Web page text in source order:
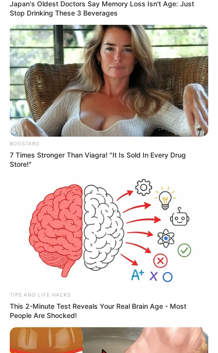
Endemias deve subir 7,44% em
2026.
— Foto/Reprodução/Agência Brasil
Piso Nacional dos ACS/ACE subirá 7,44% em 2026com
reajuste automático.
PublicadonoJASB em 10.setembro.2025. Atualizadoem
17.setembro.2025.
WhatsApp: Canal JASB |O piso salarial dos Agentes Comunitários
de Saúde e dos Agentes de Combate às Endemias deve subir
7,44% em 2026, acompanhando a valorização do salário mínimo
nacional.
Japan's Oldest Doctors Say Memory Loss Isn't Age: Just
Stop Drinking These 3 Beverages
BOOSTARO
7 Times Stronger Than Viagra! "It Is Sold In Every Drug
Store!"
TIPS AND LIFE HACKS
This 2-Minute Test Reveals Your Real Brain Age - Most
People Are Shocked!